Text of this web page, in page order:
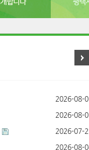
2026-08-
2026-08-
2026-07-
2026-08-